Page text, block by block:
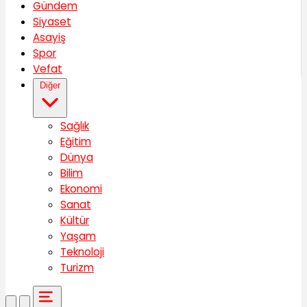
Gündem
Siyaset
Asayiş
Spor
Vefat
Diğer
Sağlık
Eğitim
Dünya
Bilim
Ekonomi
Sanat
Kültür
Yaşam
Teknoloji
Turizm